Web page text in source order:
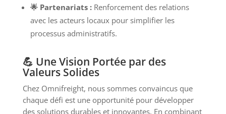
🌟 Partenariats :Renforcement des relations
avec les acteurs locaux pour simplifier les
processus administratifs.
💪 Une Vision Portée par des
Valeurs Solides
Chez Omnifreight, nous sommes convaincus que
chaque défi est une opportunité pour développer
des solutions durables et innovantes. En combinant